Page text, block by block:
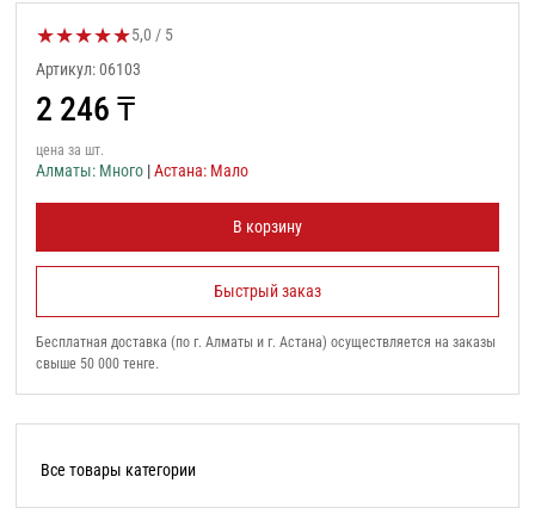
★★★★★Оценка товара:
5,0 / 5
Артикул: 06103
2 246 ₸
цена за шт.
Алматы: Много |Астана: Мало
В корзину
Быстрый заказ
Бесплатная доставка (по г. Алматы и г. Астана) осуществляется на заказы
свыше 50 000 тенге.
Все товары категории